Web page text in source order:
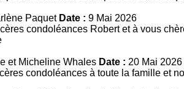
Paquet Date : 9 Mai 2026
condoléances Robert et à vous
et Micheline Whales Date : 20 Mai 2026
condoléances à toute la famille et